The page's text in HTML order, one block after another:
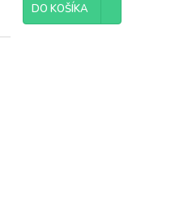
DO KOŠÍKA